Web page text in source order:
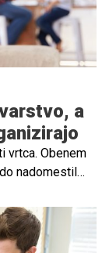
a
vrtca. Obenem
nadomestila
v zdravstu,
- so se